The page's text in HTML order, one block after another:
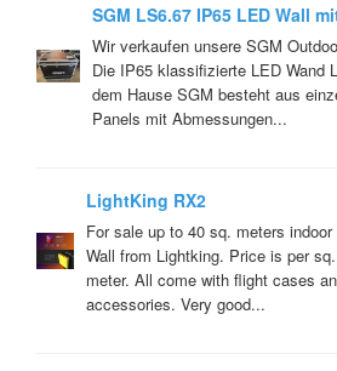
SGM LS6.67 IP65 LED Wall
Wir verkaufen unsere SGM
Die IP65 klassifizierte LED Wand
dem Hause SGM besteht aus
Panels mit Abmessungen...
LightKing RX2
For sale up to 40 sq. meters indoor
Wall from Lightking. Price is per sq.
meter. All come with flight cases
accessories. Very good...